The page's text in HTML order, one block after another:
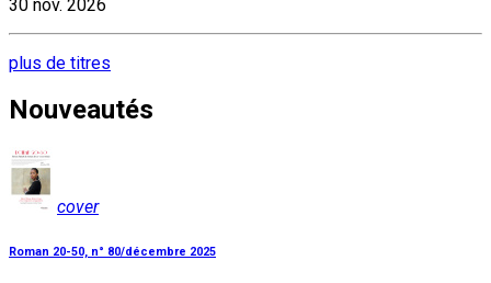
30 nov. 2026
plus de titres
Nouveautés
cover
Roman 20-50, n° 80/décembre 2025